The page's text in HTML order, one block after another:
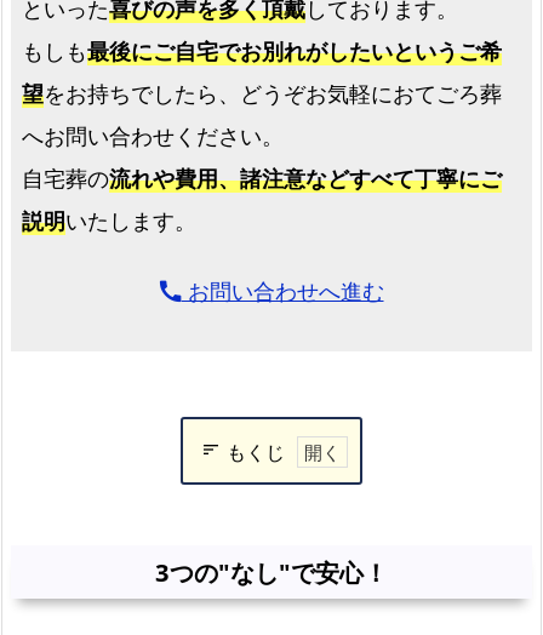
といった喜びの声を多く頂戴しております。
もしも最後にご自宅でお別れがしたいというご希
望をお持ちでしたら、どうぞお気軽におてごろ葬
へお問い合わせください。
自宅葬の流れや費用、諸注意などすべて丁寧にご
説明いたします。
callお問い合わせへ進む
もくじ
3
の"な
し"で
3つの"なし"で安心！